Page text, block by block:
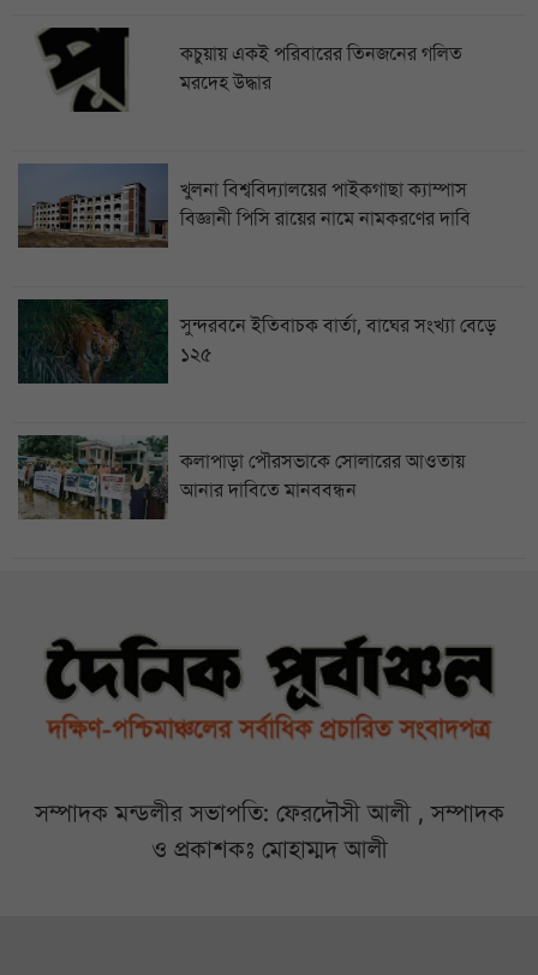
কচুয়ায় একই পরিবারের তিনজনের গলিত
মরদেহ উদ্ধার
খুলনা বিশ্ববিদ্যালয়ের পাইকগাছা ক্যাম্পাস
বিজ্ঞানী পিসি রায়ের নামে নামকরণের দাবি
সুন্দরবনে ইতিবাচক বার্তা, বাঘের সংখ্যা বেড়ে
১২৫
কলাপাড়া পৌরসভাকে সোলারের আওতায়
আনার দাবিতে মানববন্ধন
সম্পাদক মন্ডলীর সভাপতি: ফেরদৌসী আলী , সম্পাদক
ও প্রকাশকঃ মোহাম্মদ আলী